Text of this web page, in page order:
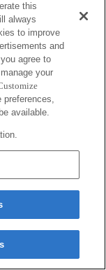
this
always
to improve
and
agree to
your
preferences,
available.